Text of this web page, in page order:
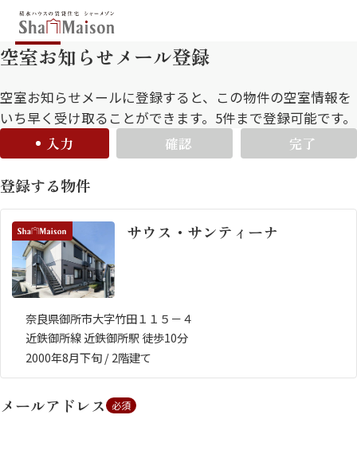
保存した条件
お気に入り
北海道
中部
九州
市区郡・路線・駅から探す
通勤・通学時間から探す
人気のカテゴリから探す
空室お知らせメール登録
空室お知らせメールに登録すると、この物件の空室情報を
いち早く受け取ることができます。5件まで登録可能です。
入力
確認 完了
登録する物件
サウス・サンティーナ
奈良県御所市大字竹田１１５－４
近鉄御所線 近鉄御所駅 徒歩10分
2000年8月下旬 / 2階建て
メールアドレス 必須